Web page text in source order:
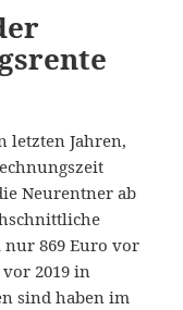
letzten Jahren,
Neurentner ab
869 Euro vor
2019 in
sind haben im